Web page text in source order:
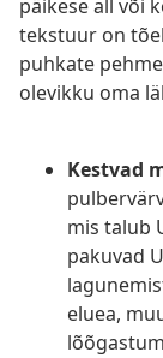
päikese all või
tekstuur on
puhkate
olevikku oma
Kestvad
mis talub
pakuvad
eluea,